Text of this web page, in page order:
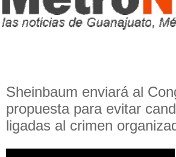
Sheinbaum enviará al
propuesta para evitar
ligadas al crimen